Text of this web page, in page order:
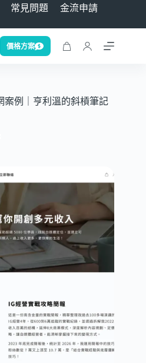
常見問題
金流申請
價格方案
案例｜亨利溫的斜槓筆記